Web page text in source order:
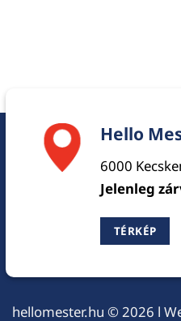
Hello
6000
Jelenleg
TÉRKÉP
hellomester.hu © 2026 l